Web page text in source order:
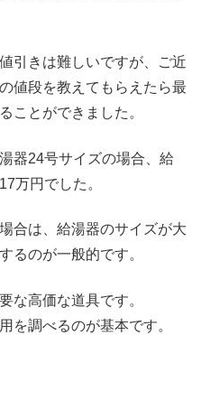
引きは難しいですが、ご近
値段を教えてもらえたら最
ことができました。
器24号サイズの場合、給
万円でした。
合は、給湯器のサイズが大
るのが一般的です。
な高価な道具です。
を調べるのが基本です。